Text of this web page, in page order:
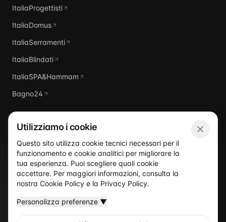
ItaliaProgettisti
ItaliaDomus
ItaliaSerramenti
ItaliaBlindati
ItaliaSPA&Hammam
Bagno24
ItaliaPiscine
Utilizziamo i cookie
Questo sito utilizza cookie tecnici necessari per il
funzionamento e cookie analitici per migliorare la
tua esperienza. Puoi scegliere quali cookie
accettare. Per maggiori informazioni, consulta la
nostra Cookie Policy e la Privacy Policy.
Personalizza preferenze ▼